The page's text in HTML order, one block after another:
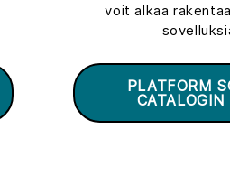
voit alkaa
PLATFORM